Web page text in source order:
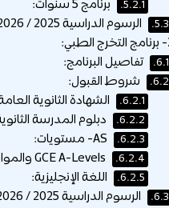
5.2.1. برنامج 5 سنوات:
5.3. الرسوم الدراسية 2025 / 2026:
6.1. تفاصيل البرنامج:
6.2. شروط القبول:
6.2.1. الشهادة الثانوية
6.2.2. دبلوم المدرسة
6.2.3.
6.2.4.
6.2.5. اللغة الإنجليزية:
6.3. الرسوم الدراسية 2025 / 2026: